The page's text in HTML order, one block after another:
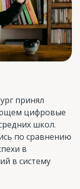
принял
цифровые
школ.
по сравнению
в
в систему